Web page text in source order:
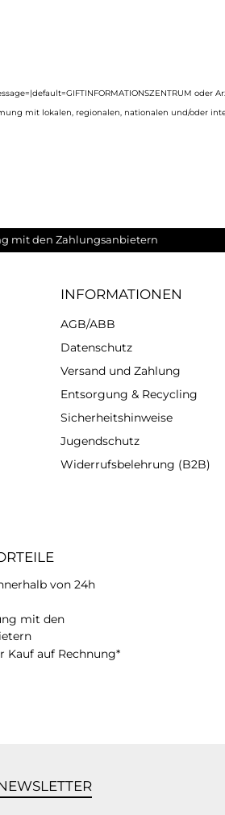
oder
mit lokalen, regionalen, nationalen und/oder
mit den Zahlungsanbietern
INFORMATIONEN
AGB/ABB
Datenschutz
Versand und Zahlung
Entsorgung & Recycling
Sicherheitshinweise
Jugendschutz
Widerrufsbelehrung (B2B)
von 24h
mit den
Kauf auf Rechnung*